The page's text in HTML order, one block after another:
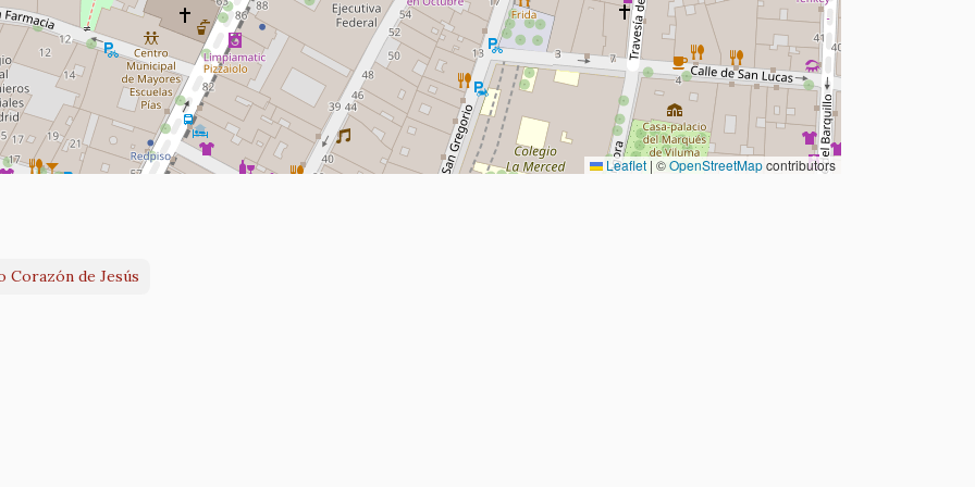
Leaflet | ©OpenStreetMapcontributors
Corazón de Jesús